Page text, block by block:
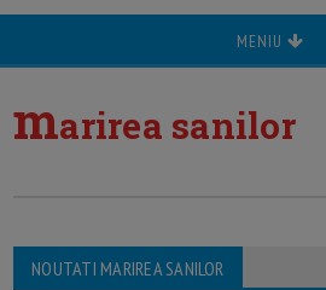
MENIU
marirea sanilor
NOUTATI MARIREA SANILOR